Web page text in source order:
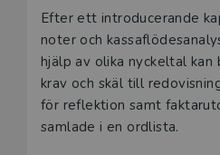
Beskrivning
Efter ett introducerande
noter och
hjälp av olika nyckeltal
krav och skäl till
för reflektion samt
samlade i en ordlista.